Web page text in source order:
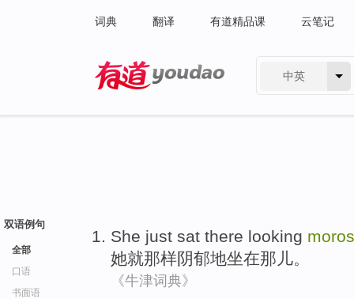
词典 翻译 有道精品课 云笔记
中英
双语例句
全部
口语
书面语
She just sat there looking
她就那样阴郁地坐在那儿。
《牛津词典》